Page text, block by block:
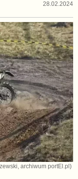
28.02.2024
archiwum portEl.pl)